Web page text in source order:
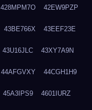
428MPM7O 42EW9PZP
43BE766X 43EEF23E
43U16JLC 43XY7A9N
44AFGVXY 44CGH1H9
45A3IPS9 4601IURZ